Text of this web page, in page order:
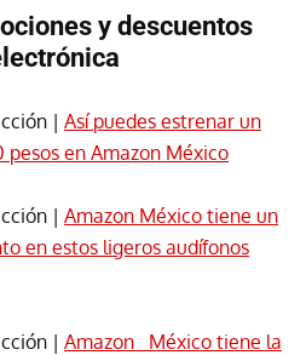
y descuentos
| Así puedes estrenar un
pesos en Amazon México
| Amazon México tiene un
en estos ligeros audífonos
| Amazon México tiene la